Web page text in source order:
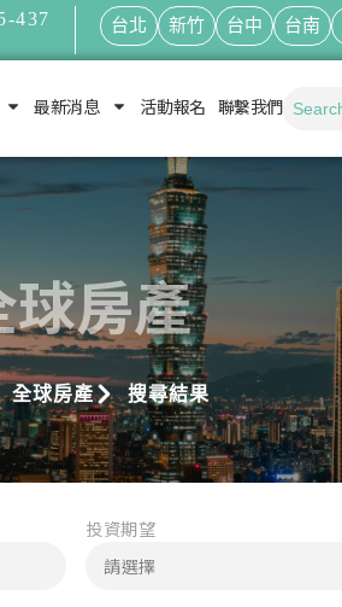
437 台北 新竹 台中 台南
最新消息 活動報名 聯繫我們
球房產
全球房產 搜尋結果
投資期望